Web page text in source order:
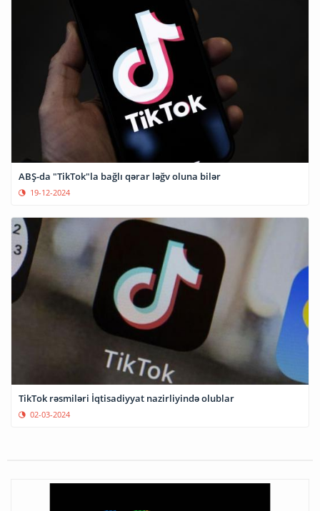
ABŞ-da "TikTok"la bağlı qərar ləğv oluna bilər
19-12-2024
TikTok rəsmiləri İqtisadiyyat nazirliyində olublar
02-03-2024